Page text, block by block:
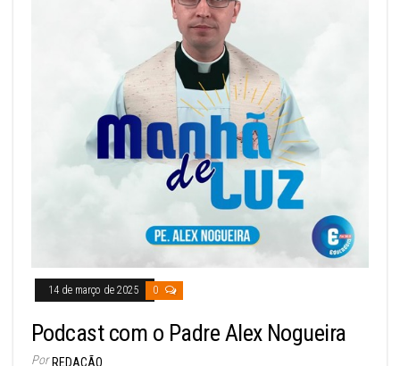
14 de março de 2025 0
Podcast com o Padre Alex Nogueira
Por REDAÇÃO